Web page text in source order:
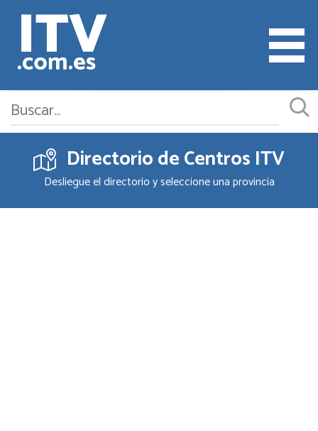
Cita ITV
Cambiar o Anular Cita
Directorio de Centros ITV
Desliegue el directorio y seleccione una provincia